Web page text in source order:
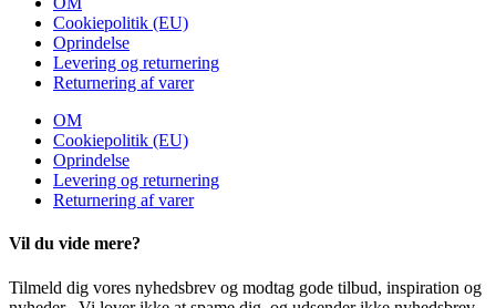
Cookiepolitik (EU)
Oprindelse
Levering og returnering
Returnering af varer
OM
Cookiepolitik (EU)
Oprindelse
Levering og returnering
Returnering af varer
Vil du vide mere?
Tilmeld dig vores nyhedsbrev og modtag gode tilbud, inspiration og